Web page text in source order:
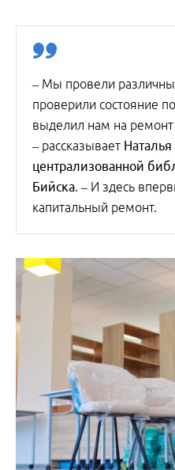
– Мы провели
проверили состояние
выделил нам на
– рассказывает
централизованной
Бийска. – И здесь
капитальный ремонт.